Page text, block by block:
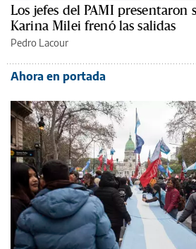
Los jefes del PAMI presentaron
Karina Milei frenó las salidas
Pedro Lacour
Ahora en portada